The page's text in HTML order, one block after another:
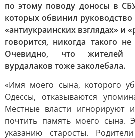
по этому поводу доносы в
которых обвинил
«антиукраинских взглядах» и
говорится, никогда такого
Очевидно, что жителей
вурдалаков тоже заколебала.
«Имя моего сына, которого
Одессы, отказываются
Местные власти игнорируют
почтить память моего сына.
указанию старосты.